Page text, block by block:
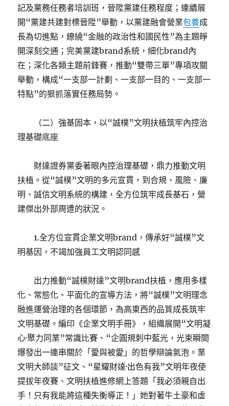
記及黨務任務者培訓班，晉陞黨建任務程度；連續展
開“黨建共建對標晉陞”舉動，以黨建融會營業包養成
長為切進點，繚繞“金融的政治性和國民性”為主題睜
開深刻交通；完美黨建brand系統，細化brand內
在；深化各類主題前鋒賽，推動“雙帶三單”專項攻關
舉動，構成“一支部一計劃、一支部一目的、一支部一
特點”的狠抓落實任務局勢。
（二）強基固本，以“誠樸”文明扶植筑牢內控治
理基礎底座
財達證券黨委著眼內控治理基礎，鼎力推動文明
扶植。從“誠樸”文明的多元宣貫，到合規、風險、廉
明、誠信文明系統的構建，全方位筑牢成長基石，營
建傑出外部周遭的狀況。
1.全方位宣貫企業文明brand，傳承好“誠樸”文
明基因，不竭加強員工文明認同感
出力推動“誠樸財達”文明brand扶植，應用多樣
化、常態化、平面化的宣導方法，將“誠樸”文明理念
融進運營治理的各個環節，為高東西的品質成長筑牢
文明基礎。編印《企業文明手冊》，組織展開“文明凝
心·聚力同業”常識比賽、“企圓規刺中藍光，光束瞬間
爆發出一連串關於「愛與被愛」的哲學辯論氣泡。業
文明大師談”征文、“星耀財達·出色有我”文明年夜使
提拔年夜賽、文明扶植進修網上答題「我必須親自出
手！只有我能將這種失衡導正！」她對著牛土豪和虛